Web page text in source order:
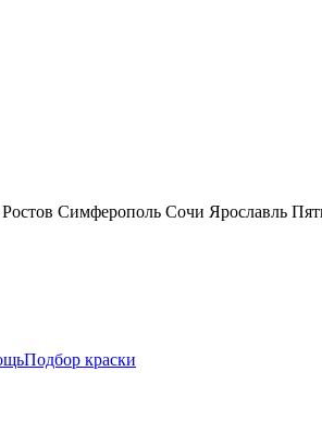
Ростов Симферополь Сочи Ярославль
Подбор краски